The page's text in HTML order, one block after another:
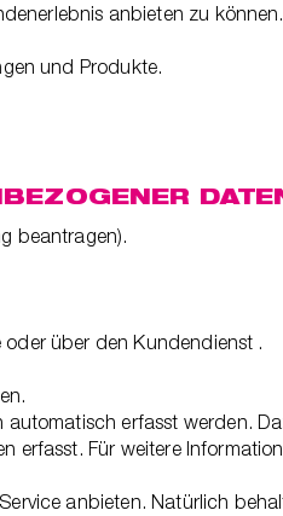
anbieten zu können.
und Produkte.
beantragen).
über den Kundendienst .
erfasst werden.
Für weitere
anbieten. Natürlich